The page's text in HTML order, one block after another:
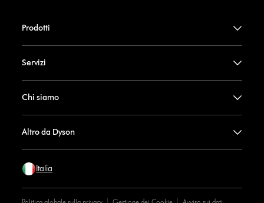
Prodotti
Servizi
Chi siamo
Altro da Dyson
Italia